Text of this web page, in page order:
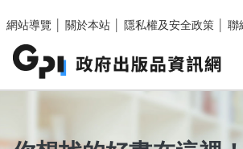
網站導覽
關於本站 隱私權及安全政策 聯